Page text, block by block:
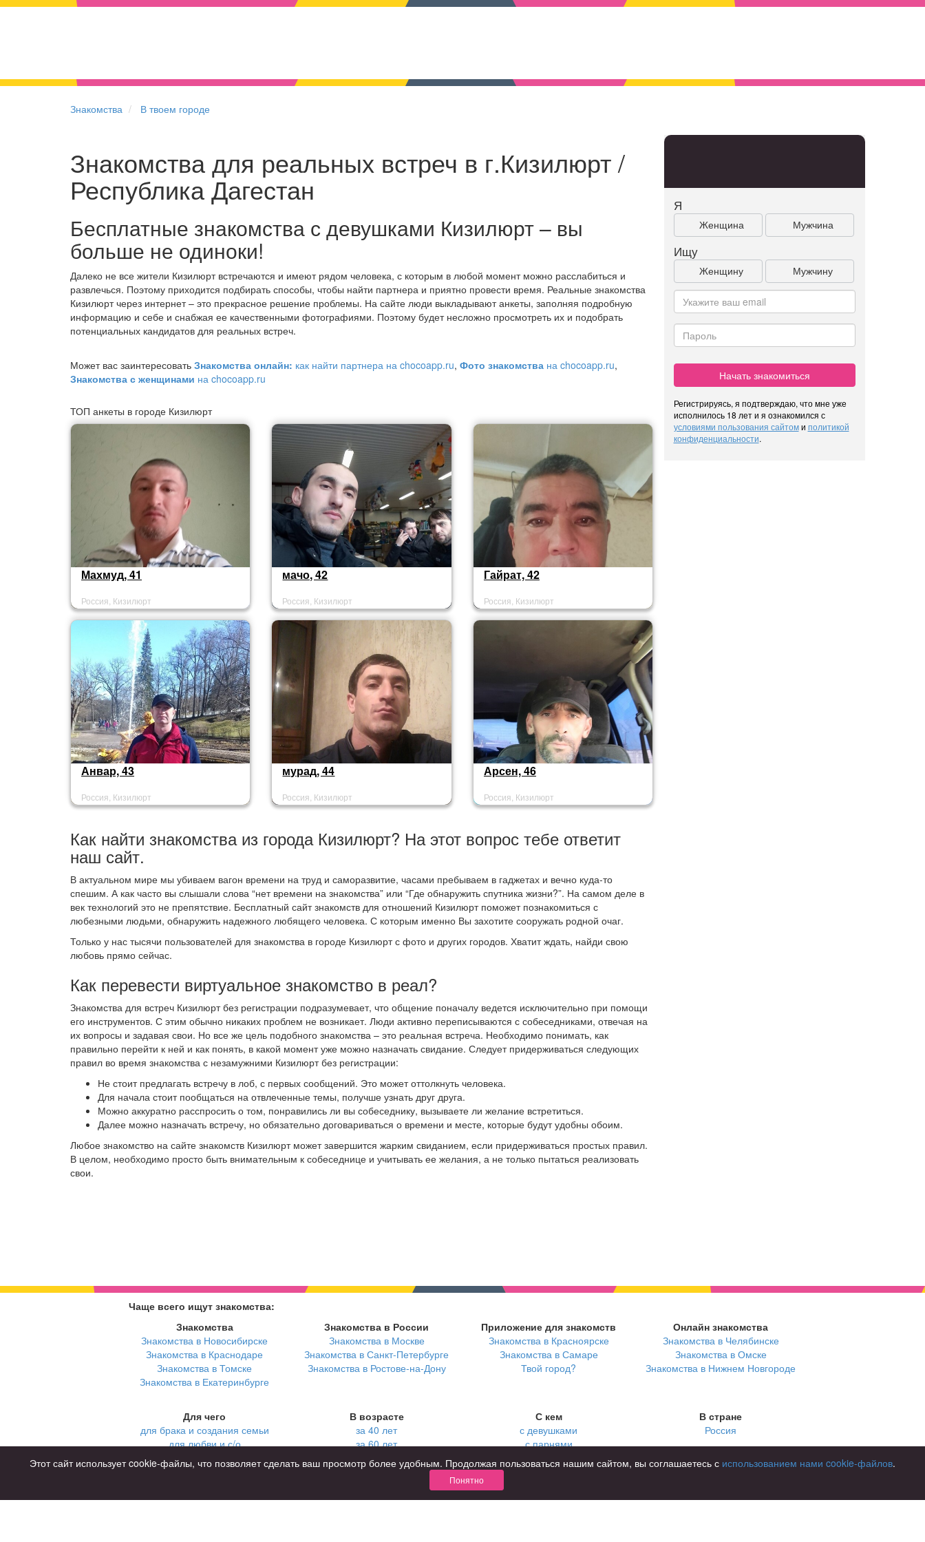
Знакомства В твоем городе
Знакомства для реальных встреч в г.Кизилюрт /
Республика Дагестан
Бесплатные знакомства с девушками Кизилюрт – вы
больше не одиноки!
Далеко не все жители Кизилюрт встречаются и имеют рядом человека, с которым в любой момент можно расслабиться и
развлечься. Поэтому приходится подбирать способы, чтобы найти партнера и приятно провести время. Реальные знакомства
Кизилюрт через интернет – это прекрасное решение проблемы. На сайте люди выкладывают анкеты, заполняя подробную
информацию и себе и снабжая ее качественными фотографиями. Поэтому будет несложно просмотреть их и подобрать
потенциальных кандидатов для реальных встреч.
Может вас заинтересовать Знакомства онлайн: как найти партнера на chocoapp.ru, Фото знакомства на chocoapp.ru,
Знакомства с женщинами на chocoapp.ru
ТОП анкеты в городе Кизилюрт
Махмуд, 41
Россия, Кизилюрт
мачо, 42
Россия, Кизилюрт
Гайрат, 42
Россия, Кизилюрт
Анвар, 43
Россия, Кизилюрт
мурад, 44
Россия, Кизилюрт
Арсен, 46
Россия, Кизилюрт
Как найти знакомства из города Кизилюрт? На этот вопрос тебе ответит
наш сайт.
В актуальном мире мы убиваем вагон времени на труд и саморазвитие, часами пребываем в гаджетах и вечно куда-то
спешим. А как часто вы слышали слова “нет времени на знакомства” или “Где обнаружить спутника жизни?”. На самом деле в
век технологий это не препятствие. Бесплатный сайт знакомств для отношений Кизилюрт поможет познакомиться с
любезными людьми, обнаружить надежного любящего человека. С которым именно Вы захотите сооружать родной очаг.
Только у нас тысячи пользователей для знакомства в городе Кизилюрт с фото и других городов. Хватит ждать, найди свою
любовь прямо сейчас.
Как перевести виртуальное знакомство в реал?
Знакомства для встреч Кизилюрт без регистрации подразумевает, что общение поначалу ведется исключительно при помощи
его инструментов. С этим обычно никаких проблем не возникает. Люди активно переписываются с собеседниками, отвечая на
их вопросы и задавая свои. Но все же цель подобного знакомства – это реальная встреча. Необходимо понимать, как
правильно перейти к ней и как понять, в какой момент уже можно назначать свидание. Следует придерживаться следующих
правил во время знакомства с незамужними Кизилюрт без регистрации:
Не стоит предлагать встречу в лоб, с первых сообщений. Это может оттолкнуть человека.
Для начала стоит пообщаться на отвлеченные темы, получше узнать друг друга.
Можно аккуратно расспросить о том, понравились ли вы собеседнику, вызываете ли желание встретиться.
Далее можно назначать встречу, но обязательно договариваться о времени и месте, которые будут удобны обоим.
Любое знакомство на сайте знакомств Кизилюрт может завершится жарким свиданием, если придерживаться простых правил.
В целом, необходимо просто быть внимательным к собеседнице и учитывать ее желания, а не только пытаться реализовать
свои.
Я
Женщина Мужчина
Ищу
Женщину Мужчину
Начать знакомиться
Регистрируясь, я подтверждаю, что мне уже
исполнилось 18 лет и я ознакомился с
условиями пользования сайтоми политикой
конфиденциальности.
Чаще всего ищут знакомства:
Знакомства
Знакомства в Новосибирске
Знакомства в Краснодаре
Знакомства в Томске
Знакомства в Екатеринбурге
Знакомства в России
Знакомства в Москве
Знакомства в Санкт-Петербурге
Знакомства в Ростове-на-Дону
Приложение для знакомств
Знакомства в Красноярске
Знакомства в Самаре
Твой город?
Онлайн знакомства
Знакомства в Челябинске
Знакомства в Омске
Знакомства в Нижнем Новгороде
Для чего
для брака и создания семьи
для любви и с/о
для дружбы
для взрослых
В возрасте
за 40 лет
за 60 лет
для пожилых
С кем
с девушками
с парнями
В стране
Россия
Этот сайт использует cookie-файлы, что позволяет сделать ваш просмотр более удобным. Продолжая пользоваться нашим сайтом, вы соглашаетесь с использованием нами cookie-файлов.
Понятно